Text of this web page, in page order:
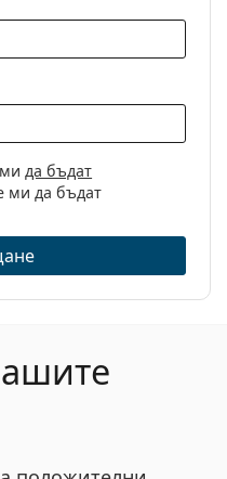
очила
54
да бъдат
ми да бъдат